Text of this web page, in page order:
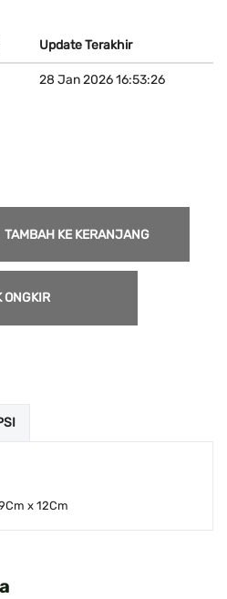
Update Terakhir
28 Jan 2026 16:53:26
TAMBAH KE KERANJANG
ONGKIR
x 12Cm